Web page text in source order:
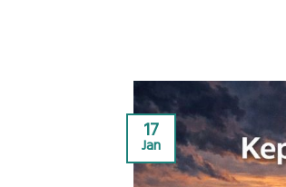
17
Jan